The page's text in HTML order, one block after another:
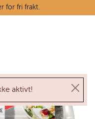
for fri frakt.
aktivt!